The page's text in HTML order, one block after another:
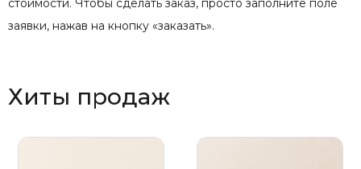
стоимости. Чтобы сделать заказ, просто заполните поле
заявки, нажав на кнопку «заказать».
Хиты продаж